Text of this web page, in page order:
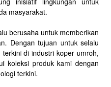
masyarakat.
berusaha untuk memberikan
Dengan tujuan untuk selalu
di industri koper umroh,
koleksi produk kami dengan
terkini.